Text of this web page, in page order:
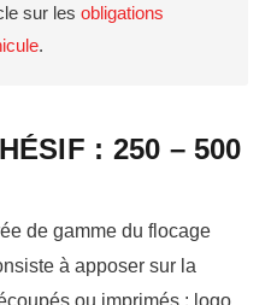
sur les obligations
.
: 250 – 500
de gamme du flocage
à apposer sur la
ou imprimés : logo